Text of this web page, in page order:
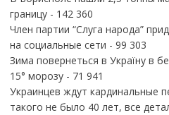
границу- 142 360
Член партии “Слуга народа”
на социальные сети - 99 303
Зима повернеться в Україну в
15° морозу- 71 941
Украинцев ждут кардинальные
такого не было 40 лет, все